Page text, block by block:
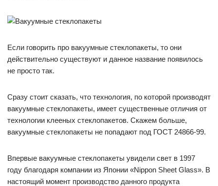
Если говорить про вакуумные стеклопакеты, то они
действительно существуют и данное название появилось
не просто так.
Сразу стоит сказать, что технология, по которой производят
вакуумные стеклопакеты, имеет существенные отличия от
технологии клееных стеклопакетов. Скажем больше,
вакуумные стеклопакеты не попадают под ГОСТ 24866-99.
Впервые вакуумные стеклопакеты увидели свет в 1997
году благодаря компании из Японии «Nippon Sheet Glass». В
настоящий момент производство данного продукта